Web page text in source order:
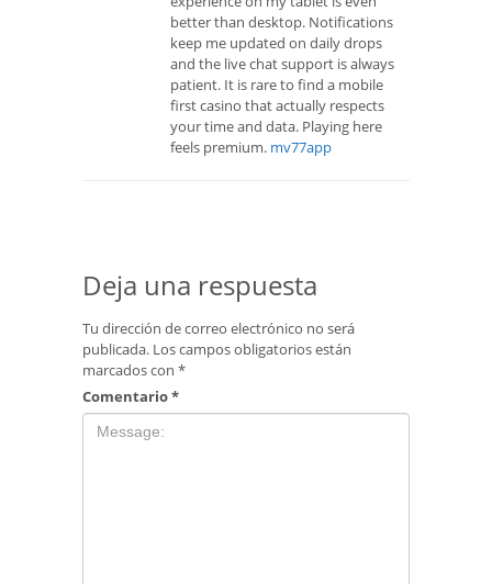
better than desktop. Notifications
keep me updated on daily drops
and the live chat support is always
patient. It is rare to find a mobile
first casino that actually respects
your time and data. Playing here
feels premium. mv77app
Deja una respuesta
Tu dirección de correo electrónico no será
publicada. Los campos obligatorios están
marcados con *
Comentario*